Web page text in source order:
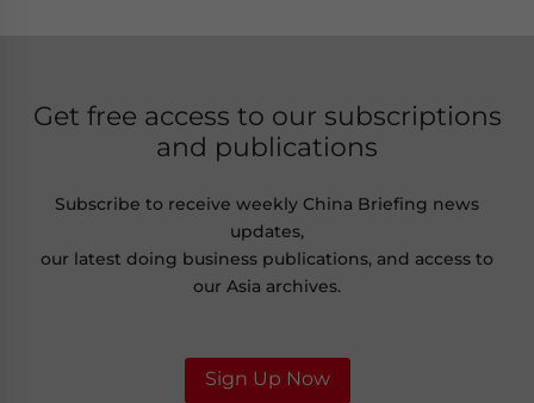
Get free access to our subscriptions
and publications
Subscribe to receive weekly China Briefing news
updates,
our latest doing business publications, and access to
our Asia archives.
Sign Up Now